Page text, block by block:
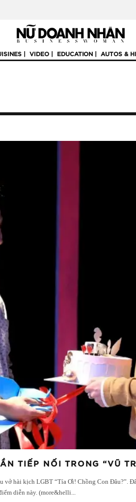
VIDEO EDUCATION AUTOS &
TIẾP NỐI TRONG “VŨ
hài kịch LGBT “Tía Ơi! Chồng Con Đâu?”.
diễn này. (more&helli...